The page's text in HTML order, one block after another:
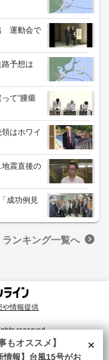
運動会で
路予想は
て“腫瘍
はホワイ
震直後の
成功例見
ランキング一覧へ
や情報提供
reserved.
たコンテンツや広告配信を提供する
ーポリシー をご確認ください。×
もオススメ】
情報】台風15号がお